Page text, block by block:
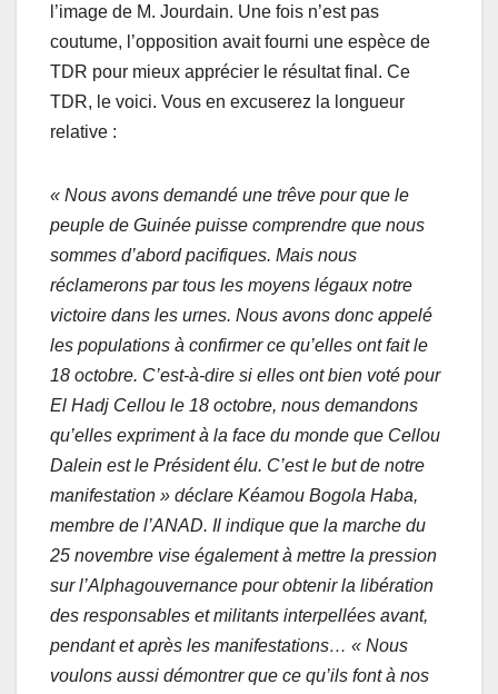
l’image de M. Jourdain. Une fois n’est pas
coutume, l’opposition avait fourni une espèce de
TDR pour mieux apprécier le résultat final. Ce
TDR, le voici. Vous en excuserez la longueur
relative :
« Nous avons demandé une trêve pour que le
peuple de Guinée puisse comprendre que nous
sommes d’abord pacifiques. Mais nous
réclamerons par tous les moyens légaux notre
victoire dans les urnes. Nous avons donc appelé
les populations à confirmer ce qu’elles ont fait le
18 octobre. C’est-à-dire si elles ont bien voté pour
El Hadj Cellou le 18 octobre, nous demandons
qu’elles expriment à la face du monde que Cellou
Dalein est le Président élu. C’est le but de notre
manifestation » déclare Kéamou Bogola Haba,
membre de l’ANAD. Il indique que la marche du
25 novembre vise également à mettre la pression
sur l’Alphagouvernance pour obtenir la libération
des responsables et militants interpellées avant,
pendant et après les manifestations… « Nous
voulons aussi démontrer que ce qu’ils font à nos